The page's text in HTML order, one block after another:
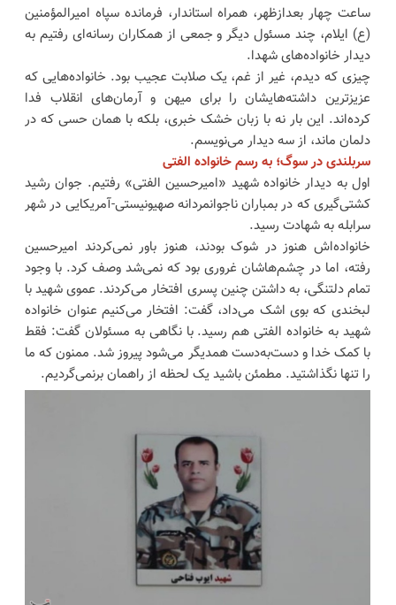
ساعت چهار بعدازظهر، همراه استاندار، فرمانده سپاه امیرالمؤمنین
(ع) ایلام، چند مسئول دیگر و جمعی از همکاران رسانه‌ای رفتیم به
دیدار خانواده‌های شهدا.
چیزی که دیدم، غیر از غم، یک صلابت عجیب بود. خانواده‌هایی که
عزیزترین داشته‌هایشان را برای میهن و آرمان‌های انقلاب فدا
کرده‌اند. این بار نه با زبان خشک خبری، بلکه با همان حسی که در
دلمان ماند، از سه دیدار می‌نویسم.
سربلندی در سوگ؛ به رسم خانواده الفتی
اول به دیدار خانواده شهید «امیرحسین الفتی» رفتیم. جوان رشید
کشتی‌گیری که در بمباران ناجوانمردانه صهیونیستی-آمریکایی در شهر
سرابله به شهادت رسید.
خانواده‌اش هنوز در شوک بودند، هنوز باور نمی‌کردند امیرحسین
رفته، اما در چشم‌هاشان غروری بود که نمی‌شد وصف کرد. با وجود
تمام دلتنگی، به داشتن چنین پسری افتخار می‌کردند. عموی شهید با
لبخندی که بوی اشک می‌داد، گفت: افتخار می‌کنیم عنوان خانواده
شهید به خانواده الفتی هم رسید. با نگاهی به مسئولان گفت: فقط
با کمک خدا و دست‌به‌دست همدیگر می‌شود پیروز شد. ممنون که ما
را تنها نگذاشتید. مطمئن باشید یک لحظه از راهمان برنمی‌گردیم.